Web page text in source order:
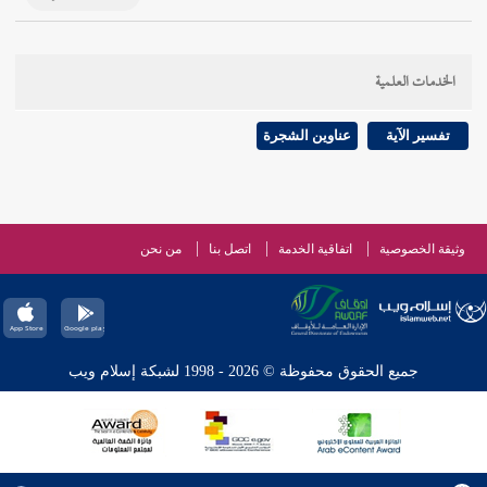
الخدمات العلمية
تفسير الآية عناوين الشجرة
وثيقة الخصوصية اتفاقية الخدمة اتصل بنا من نحن
جميع الحقوق محفوظة © 2026 - 1998 لشبكة إسلام ويب